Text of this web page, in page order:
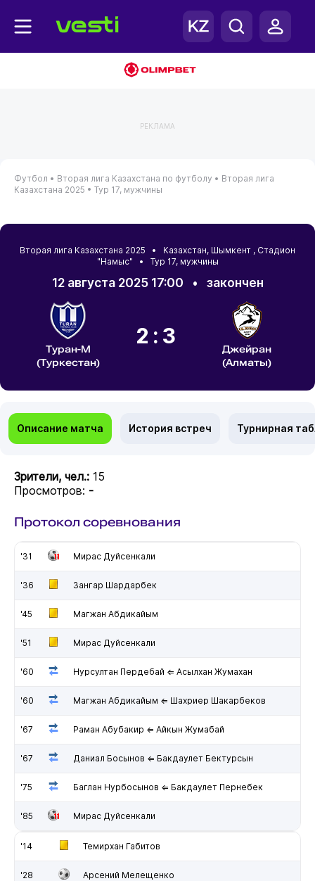
РЕКЛАМА
Футбол • Вторая лига Казахстана по футболу • Вторая лига
Казахстана 2025 • Тур 17, мужчины
Вторая лига Казахстана 2025 • Казахстан, Шымкент , Стадион
"Намыс" • Тур 17, мужчины
12 августа 2025 17:00 • закончен
Туран-М
(Туркестан)
2:3
Джейран
(Алматы)
Описание матча История встреч Турнирная
Зрители, чел.: 15
Просмотров: -
Протокол соревнования
'31 Мирас Дуйсенкали
'36 Зангар Шардарбек
'45 Магжан Абдикайым
'51 Мирас Дуйсенкали
'60 Нурсултан Пердебай ⇐ Асылхан Жумахан
'60 Магжан Абдикайым ⇐ Шахриер Шакарбеков
'67 Раман Абубакир ⇐ Айкын Жумабай
'67 Даниал Босынов ⇐ Бакдаулет Бектурсын
'75 Баглан Нурбосынов ⇐ Бакдаулет Пернебек
'85 Мирас Дуйсенкали
'14 Темирхан Габитов
'28 Арсений Мелещенко